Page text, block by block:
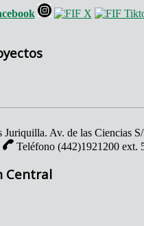
Av. de las Ciencias
Teléfono (442)1921200 ext.
Central